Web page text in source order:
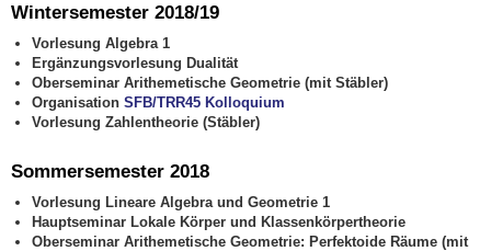
Wintersemester 2018/19
Vorlesung Algebra 1
Ergänzungsvorlesung Dualität
Oberseminar Arithemetische Geometrie (mit Stäbler)
OrganisationSFB/TRR45 Kolloquium
Vorlesung Zahlentheorie (Stäbler)
Sommersemester 2018
Vorlesung Lineare Algebra und Geometrie 1
Hauptseminar Lokale Körper und Klassenkörpertheorie
Oberseminar Arithemetische Geometrie: Perfektoide Räume (mit